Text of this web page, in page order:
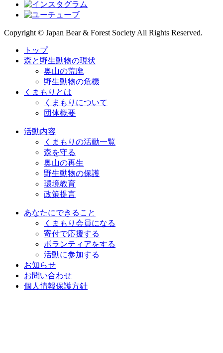
Copyright © Japan Bear & Forest Society All Rights Reserved.
トップ
森と野生動物の現状
奥山の荒廃
野生動物の危機
くまもりとは
くまもりについて
団体概要
活動内容
くまもりの活動一覧
森を守る
奥山の再生
野生動物の保護
環境教育
政策提言
あなたにできること
くまもり会員になる
寄付で応援する
ボランティアをする
活動に参加する
お知らせ
お問い合わせ
個人情報保護方針